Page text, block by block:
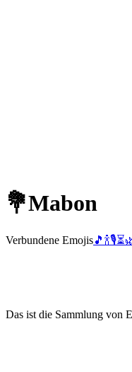
💐Mabon
Verbundene Emojis🎵 🍾🎙️⏳
Das ist die Sammlung von